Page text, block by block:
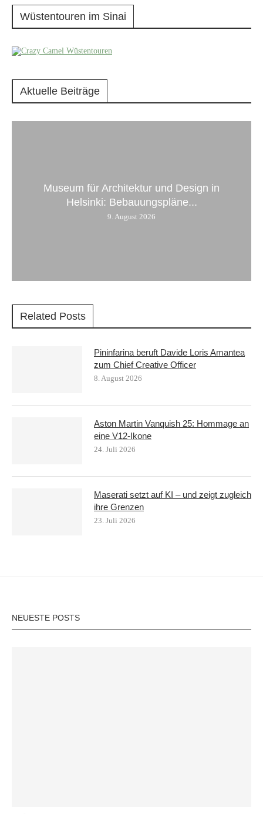
Wüstentouren im Sinai
Aktuelle Beiträge
Museum für Architektur und Design in
Helsinki: Bebauungspläne...
9. August 2026
Related Posts
Pininfarina beruft Davide Loris Amantea
zum Chief Creative Officer
8. August 2026
Aston Martin Vanquish 25: Hommage an
eine V12-Ikone
24. Juli 2026
Maserati setzt auf KI – und zeigt zugleich
ihre Grenzen
23. Juli 2026
NEUESTE POSTS